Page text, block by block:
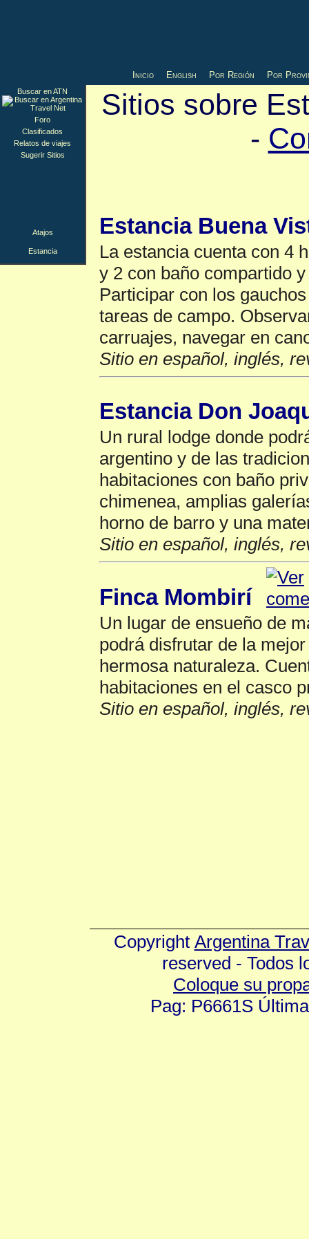
Inicio English Por Región Por
Sitios sobre
-
Estancia Buena
La estancia cuenta con 4
y 2 con baño compartido
Participar con los
tareas de campo.
carruajes, navegar en
Sitio en español, inglés,
Estancia Don
Un rural lodge donde
argentino y de las
habitaciones con baño
chimenea, amplias
horno de barro y una
Sitio en español, inglés,
Finca Mombirí
Un lugar de ensueño de
podrá disfrutar de la
hermosa naturaleza.
habitaciones en el casco
Sitio en español, inglés,
Buscar en ATN
Foro
Clasificados
Relatos de viajes
Sugerir Sitios
Atajos
Estancia
Copyright Argentina
reserved - Todos
Coloque su
Pag: P6661S